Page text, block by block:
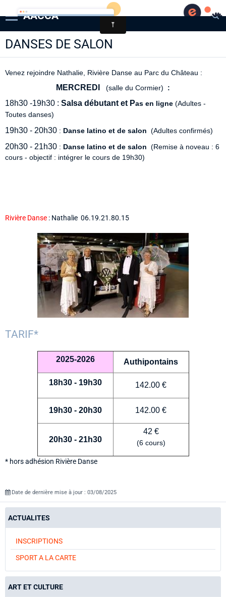
AACCA
Page d'accueil
Diaporamas
DANSES DE SALON
Venez rejoindre Nathalie, Rivière Danse au Parc du Château :
MERCREDI (salle du Cormier) :
18h30 -19h30 : Salsa débutant et Pas en ligne (Adultes -
Toutes danses)
19h30 - 20h30 : Danse latino et de salon (Adultes confirmés)
20h30 - 21h30 : Danse latino et de salon (Remise à noveau : 6
cours - objectif : intégrer le cours de 19h30)
Rivière Danse : Nathalie 06.19.21.80.15
TARIF*
2025-2026 Authipontains
18h30 - 19h30 142.00 €
19h30 - 20h30 142.00 €
20h30 - 21h30
42 €
(6 cours)
* hors adhésion Rivière Danse
Date de dernière mise à jour : 03/08/2025
ACTUALITES
INSCRIPTIONS
SPORT A LA CARTE
ART ET CULTURE